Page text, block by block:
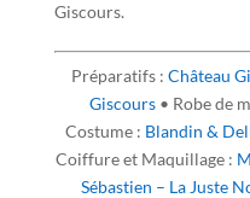
Giscours.
Préparatifs :Château
Giscours• Robe de
Costume : Blandin &
Coiffure et Maquillage :
Sébastien – La Juste